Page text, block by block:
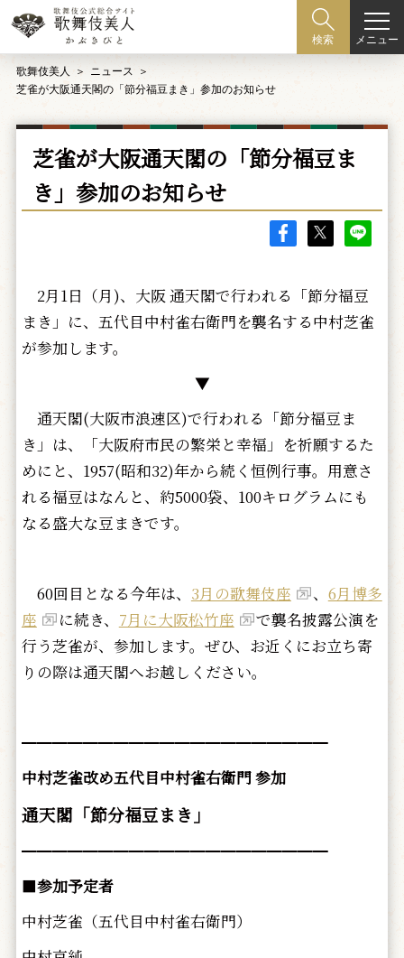
検索 メニュー
歌舞伎美人
ニュース
芝雀が大阪通天閣の「節分福豆まき」参加のお知らせ
芝雀が大阪通天閣の「節分福豆ま
き」参加のお知らせ
2月1日（月)、大阪 通天閣で行われる「節分福豆
まき」に、五代目中村雀右衛門を襲名する中村芝雀
が参加します。
▼
通天閣(大阪市浪速区)で行われる「節分福豆ま
き」は、「大阪府市民の繁栄と幸福」を祈願するた
めにと、1957(昭和32)年から続く恒例行事。用意さ
れる福豆はなんと、約5000袋、100キログラムにも
なる盛大な豆まきです。
60回目となる今年は、 3月の歌舞伎座 、 6月博多
座
に続き、 7月に大阪松竹座
で襲名披露公演を
行う芝雀が、参加します。ぜひ、お近くにお立ち寄
りの際は通天閣へお越しください。
━━━━━━━━━━━━━━━━━━━━
中村芝雀改め五代目中村雀右衛門 参加
通天閣「節分福豆まき」
━━━━━━━━━━━━━━━━━━━━
■参加予定者
中村芝雀（五代目中村雀右衛門）